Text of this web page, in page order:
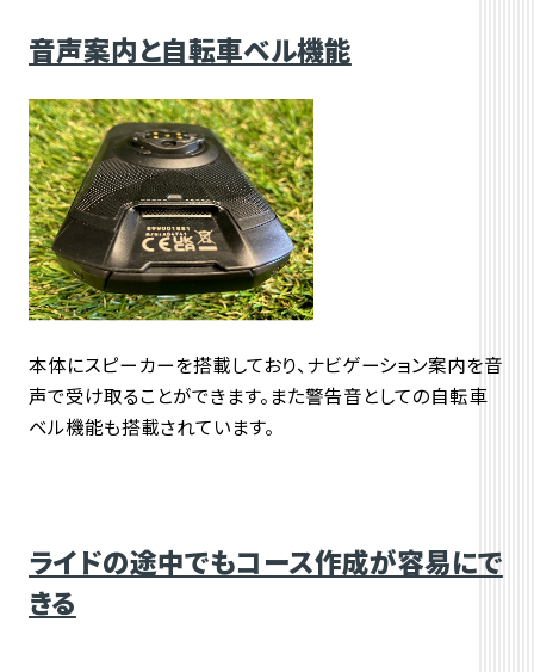
音声案内と自転車ベル機能
本体にスピーカーを搭載しており、ナビゲーション案内を音
声で受け取ることができます。また警告音としての自転車
ベル機能も搭載されています。
ライドの途中でもコース作成が容易にで
きる